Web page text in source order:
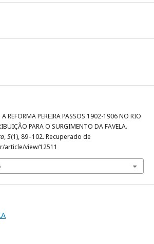
REFORMA PEREIRA PASSOS 1902-1906 NO RIO
PARA O SURGIMENTO DA FAVELA.
,5(1), 89–102. Recuperado de
article/view/12511